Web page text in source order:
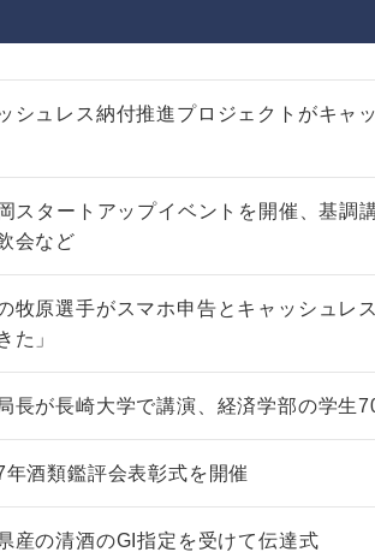
シュレス納付推進プロジェクトがキャ
スタートアップイベントを開催、基調
会など
牧原選手がスマホ申告とキャッシュレ
た」
長が長崎大学で講演、経済学部の学生
酒類鑑評会表彰式を開催
産の清酒のGI指定を受けて伝達式